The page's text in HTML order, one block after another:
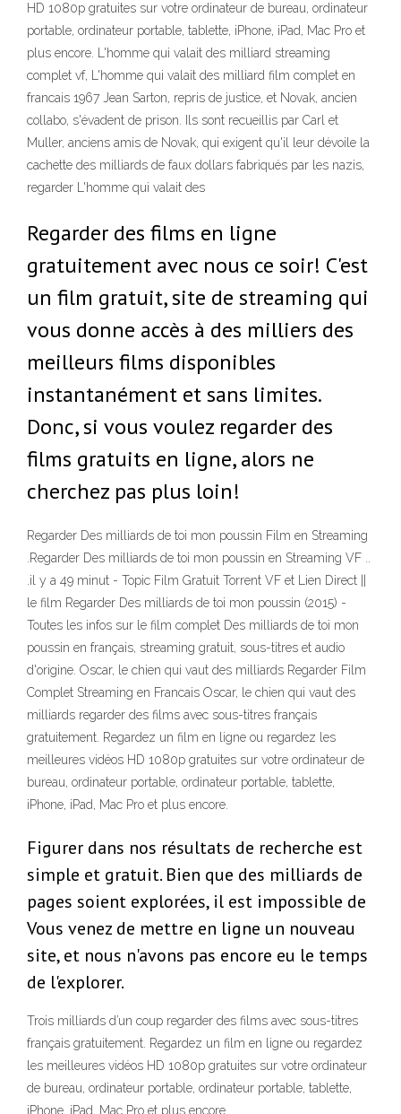
HD 1080p gratuites sur votre ordinateur de bureau, ordinateur
portable, ordinateur portable, tablette, iPhone, iPad, Mac Pro et
plus encore. L'homme qui valait des milliard streaming
complet vf, L'homme qui valait des milliard film complet en
francais 1967 Jean Sarton, repris de justice, et Novak, ancien
collabo, s'évadent de prison. Ils sont recueillis par Carl et
Muller, anciens amis de Novak, qui exigent qu'il leur dévoile la
cachette des milliards de faux dollars fabriqués par les nazis,
regarder L'homme qui valait des
Regarder des films en ligne
gratuitement avec nous ce soir! C'est
un film gratuit, site de streaming qui
vous donne accès à des milliers des
meilleurs films disponibles
instantanément et sans limites.
Donc, si vous voulez regarder des
films gratuits en ligne, alors ne
cherchez pas plus loin!
Regarder Des milliards de toi mon poussin Film en Streaming
.Regarder Des milliards de toi mon poussin en Streaming VF ..
.il y a 49 minut - Topic Film Gratuit Torrent VF et Lien Direct ||
le film Regarder Des milliards de toi mon poussin (2015) -
Toutes les infos sur le film complet Des milliards de toi mon
poussin en français, streaming gratuit, sous-titres et audio
d'origine. Oscar, le chien qui vaut des milliards Regarder Film
Complet Streaming en Francais Oscar, le chien qui vaut des
milliards regarder des films avec sous-titres français
gratuitement. Regardez un film en ligne ou regardez les
meilleures vidéos HD 1080p gratuites sur votre ordinateur de
bureau, ordinateur portable, ordinateur portable, tablette,
iPhone, iPad, Mac Pro et plus encore.
Figurer dans nos résultats de recherche est
simple et gratuit. Bien que des milliards de
pages soient explorées, il est impossible de
Vous venez de mettre en ligne un nouveau
site, et nous n'avons pas encore eu le temps
de l'explorer.
Trois milliards d’un coup regarder des films avec sous-titres
français gratuitement. Regardez un film en ligne ou regardez
les meilleures vidéos HD 1080p gratuites sur votre ordinateur
de bureau, ordinateur portable, ordinateur portable, tablette,
iPhone, iPad, Mac Pro et plus encore.